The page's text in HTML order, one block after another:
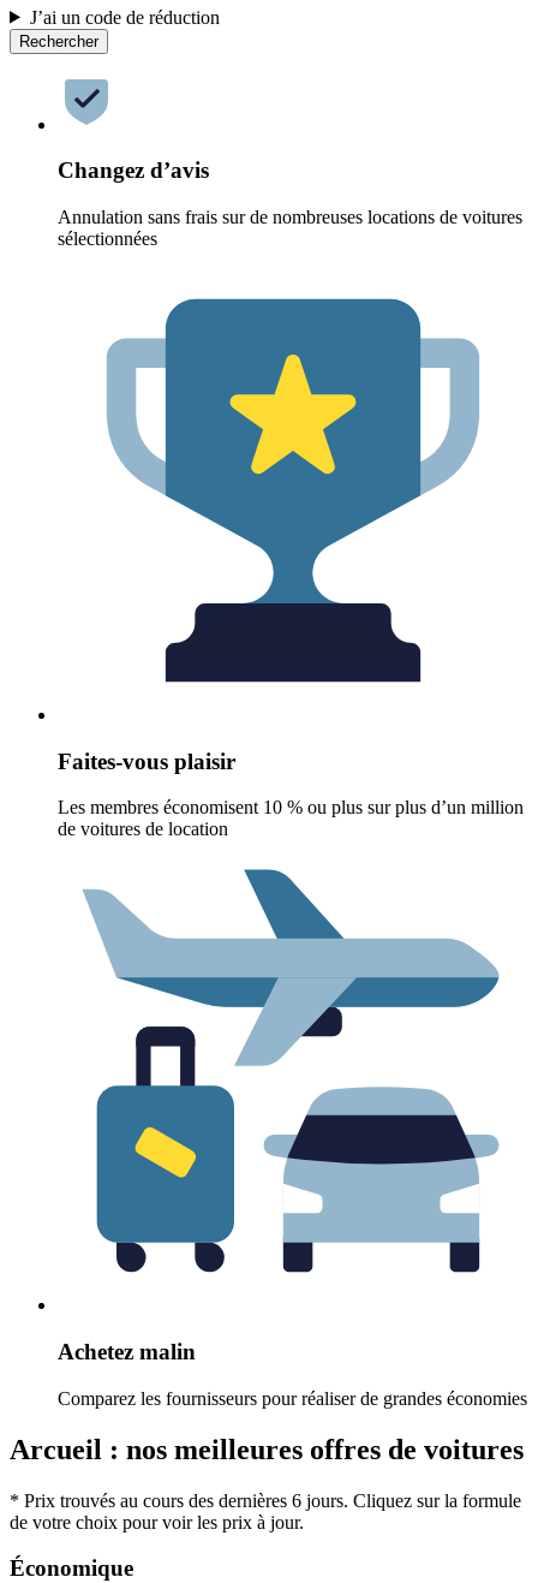
J’ai un code de réduction
Rechercher
Changez d’avis
Annulation sans frais sur de nombreuses locations de voitures
sélectionnées
Faites-vous plaisir
Les membres économisent 10 % ou plus sur plus d’un million
de voitures de location
Achetez malin
Comparez les fournisseurs pour réaliser de grandes économies
Arcueil : nos meilleures offres de voitures
* Prix trouvés au cours des dernières 6 jours. Cliquez sur la formule
de votre choix pour voir les prix à jour.
Économique